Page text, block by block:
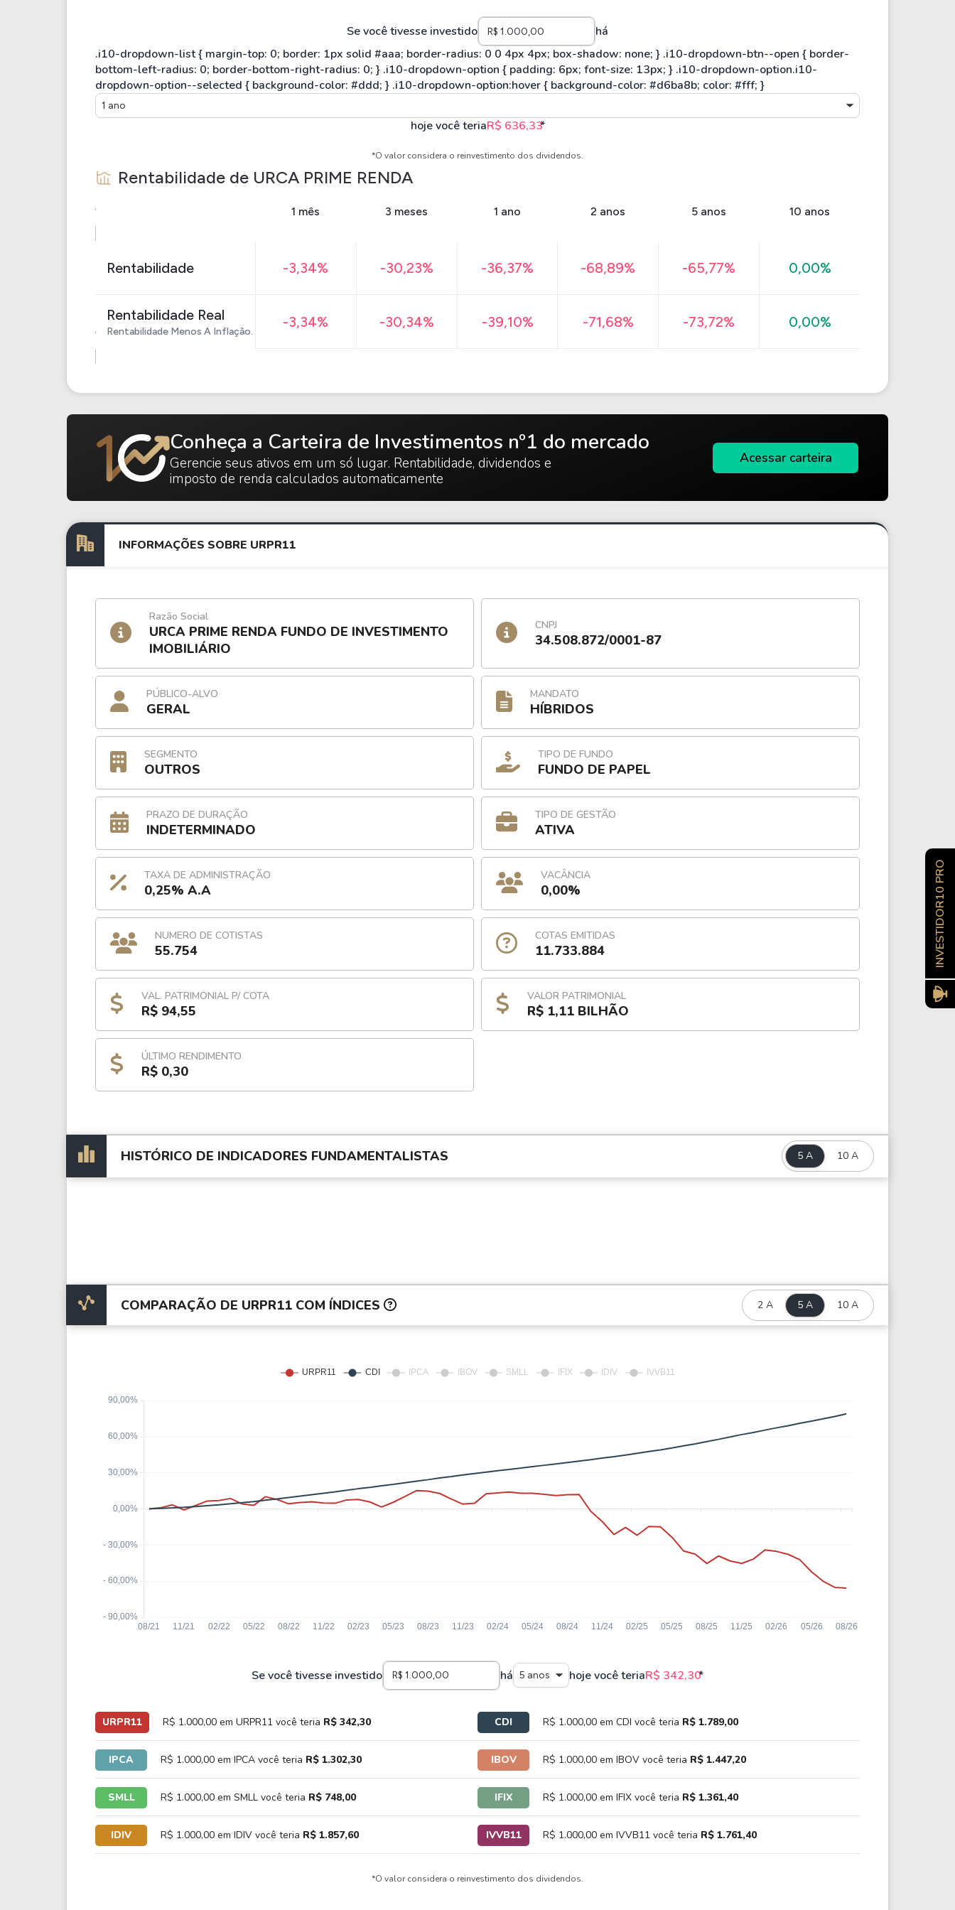
Se você tivesse investido há
1 ano
hoje você teriaR$ 636,33*
*O valor considera o reinvestimento dos dividendos.
Rentabilidade de URCA PRIME RENDA
1 mês 3 meses 1 ano 2 anos 5 anos 10 anos
Rentabilidade -3,34% -30,23% -36,37% -68,89% -65,77% 0,00%
Rentabilidade Real
Rentabilidade Menos A Inflação.
-3,34% -30,34% -39,10% -71,68% -73,72% 0,00%
Conheça a Carteira de Investimentos nº1 do mercado
Gerencie seus ativos em um só lugar. Rentabilidade, dividendos e
imposto de renda calculados automaticamente
Acessar carteira
INFORMAÇÕES SOBRE URPR11
Razão Social
URCA PRIME RENDA FUNDO DE INVESTIMENTO
IMOBILIÁRIO
CNPJ
34.508.872/0001-87
PÚBLICO-ALVO
GERAL
MANDATO
HÍBRIDOS
SEGMENTO
OUTROS
TIPO DE FUNDO
FUNDO DE PAPEL
PRAZO DE DURAÇÃO
INDETERMINADO
TIPO DE GESTÃO
ATIVA
TAXA DE ADMINISTRAÇÃO
0,25% A.A
VACÂNCIA
0,00%
NUMERO DE COTISTAS
55.754
COTAS EMITIDAS
11.733.884
VAL. PATRIMONIAL P/ COTA
R$ 94,55
VALOR PATRIMONIAL
R$ 1,11 BILHÃO
ÚLTIMO RENDIMENTO
R$ 0,30
HISTÓRICO DE INDICADORES FUNDAMENTALISTAS 5 A 10 A
COMPARAÇÃO DE URPR11 COM ÍNDICES 2 A 5 A 10 A
Se você tivesse investido há 5 anos hoje você teriaR$ 342,30*
URPR11 R$ 1.000,00 em URPR11 você teria R$ 342,30 CDI R$ 1.000,00 em CDI você teria R$ 1.789,00
IPCA R$ 1.000,00 em IPCA você teria R$ 1.302,30 IBOV R$ 1.000,00 em IBOV você teria R$ 1.447,20
SMLL R$ 1.000,00 em SMLL você teria R$ 748,00 IFIX R$ 1.000,00 em IFIX você teria R$ 1.361,40
IDIV R$ 1.000,00 em IDIV você teria R$ 1.857,60 IVVB11 R$ 1.000,00 em IVVB11 você teria R$ 1.761,40
*O valor considera o reinvestimento dos dividendos.
INVESTIDOR10 PRO